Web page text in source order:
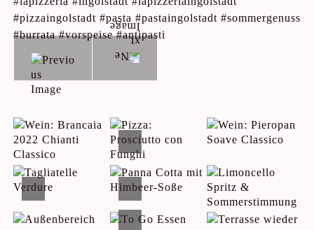
#pizzaingolstadt #pasta #pastaingolstadt #sommergenuss
#burrata #vorspeise #antipasti